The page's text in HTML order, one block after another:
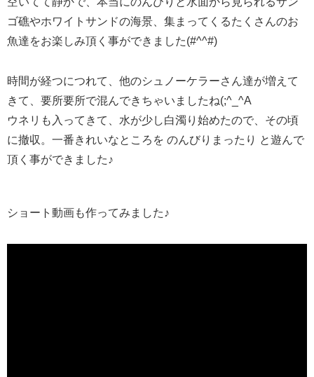
ゴ礁やホワイトサンドの海景、集まってくるたくさんのお
魚達をお楽しみ頂く事ができました(#^^#)
時間が経つにつれて、他のシュノーケラーさん達が増えて
きて、要所要所で混んできちゃいましたね(;^_^A
ウネリも入ってきて、水が少し白濁り始めたので、その頃
に撤収。一番きれいなところを のんびりまったり と遊んで
頂く事ができました♪
ショート動画も作ってみました♪